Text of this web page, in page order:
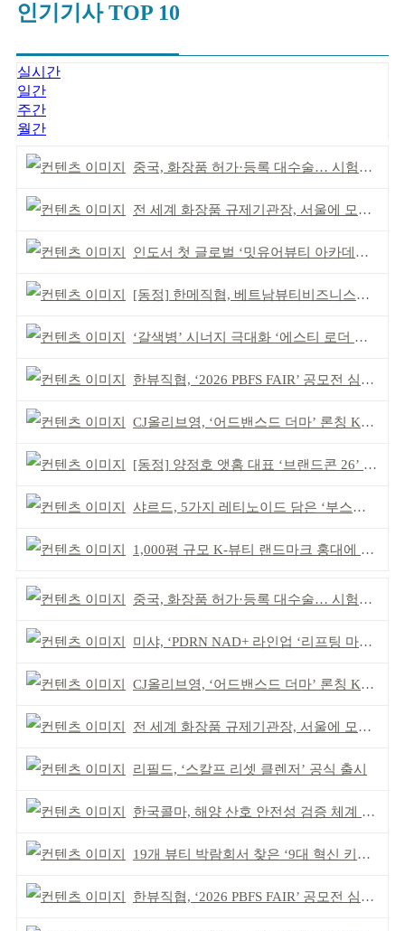
인기기사 TOP 10
실시간
일간
주간
월간
중국, 화장품 허가·등록 대수술… 시험자료 공용 허용
전 세계 화장품 규제기관장, 서울에 모인다
인도서 첫 글로벌 ‘밋유어뷰티 아카데미’ 출범
[동정] 한메직협, 베트남뷰티비즈니스협회와 MOU
‘갈색병’ 시너지 극대화 ‘에스티 로더 스킨부스터’ 출시
한뷰직협, ‘2026 PBFS FAIR’ 공모전 심사 성료
CJ올리브영, ‘어드밴스드 더마’ 론칭 K더마 육성 박차
[동정] 양정호 앳홈 대표 ‘브랜드콘 26’ 강연
샤르드, 5가지 레티노이드 담은 ‘부스팅 세럼’ 출시
1,000평 규모 K-뷰티 랜드마크 홍대에 뜬다
중국, 화장품 허가·등록 대수술… 시험자료 공용 허용
미샤, ‘PDRN NAD+ 라인업 ‘리프팅 마스크’ 출시
CJ올리브영, ‘어드밴스드 더마’ 론칭 K더마 육성 박차
전 세계 화장품 규제기관장, 서울에 모인다
리필드, ‘스칼프 리셋 클렌저’ 공식 출시
한국콜마, 해양 산호 안전성 검증 체계 구축
19개 뷰티 박람회서 찾은 ‘9대 혁신 키워드’
한뷰직협, ‘2026 PBFS FAIR’ 공모전 심사 성료